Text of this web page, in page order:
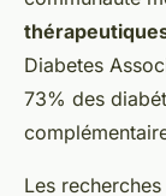
Diabetes
73% des
Les